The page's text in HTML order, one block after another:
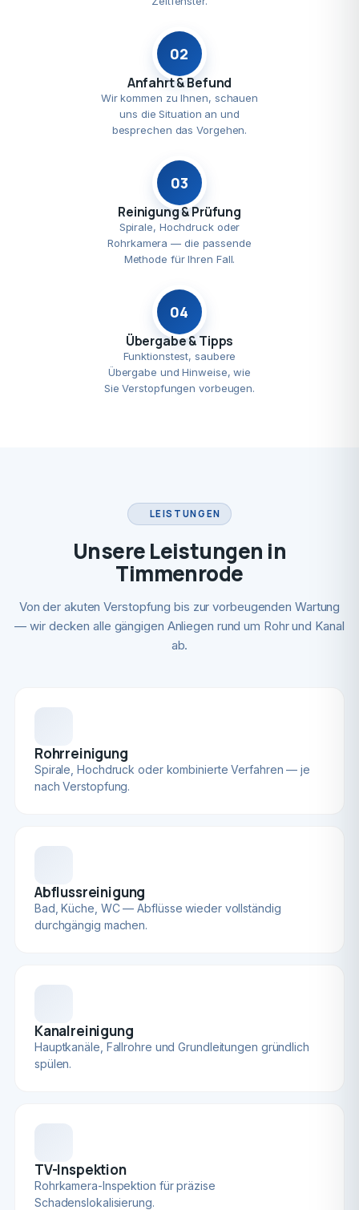
02
Anfahrt & Befund
Wir kommen zu Ihnen, schauen
uns die Situation an und
besprechen das Vorgehen.
03
Reinigung & Prüfung
Spirale, Hochdruck oder
Rohrkamera — die passende
Methode für Ihren Fall.
04
Übergabe & Tipps
Funktionstest, saubere
Übergabe und Hinweise, wie
Sie Verstopfungen vorbeugen.
LEISTUNGEN
Unsere Leistungen in
Timmenrode
Von der akuten Verstopfung bis zur vorbeugenden Wartung
— wir decken alle gängigen Anliegen rund um Rohr und Kanal
ab.
Rohrreinigung
Spirale, Hochdruck oder kombinierte Verfahren — je
nach Verstopfung.
Abflussreinigung
Bad, Küche, WC — Abflüsse wieder vollständig
durchgängig machen.
Kanalreinigung
Hauptkanäle, Fallrohre und Grundleitungen gründlich
spülen.
TV-Inspektion
Rohrkamera-Inspektion für präzise
Schadenslokalisierung.